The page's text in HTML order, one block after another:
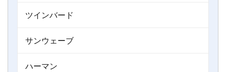
ツインバード
サンウェーブ
ハーマン